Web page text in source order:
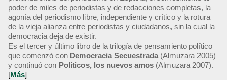
poder de miles de periodistas y de redacciones completas, la
agonía del periodismo libre, independiente y crítico y la rotura
de la vieja alianza entre periodistas y ciudadanos, sin la cual la
democracia deja de existir.
Es el tercer y último libro de la trilogía de pensamiento político
que comenzó con Democracia Secuestrada (Almuzara 2005)
y continuó con Políticos, los nuevos amos (Almuzara 2007).
[Más]